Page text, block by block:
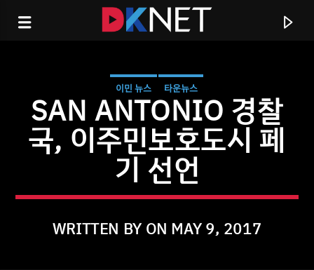
이민 뉴스 타운뉴스
SAN ANTONIO 경찰
국, 이주민보호도시 페
기 선언
WRITTEN BY ON MAY 9, 2017